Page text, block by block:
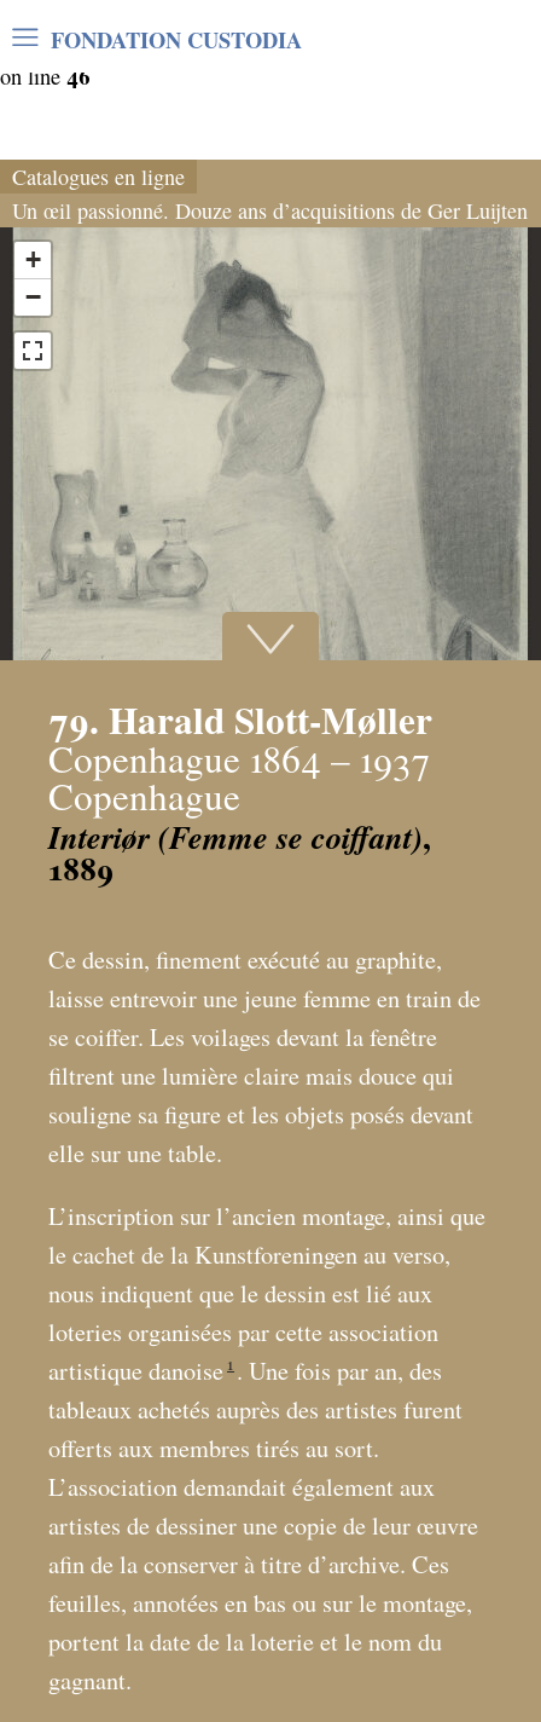
Warning: Undefined array key "var_mode" in
/home/clients/06cf3fb6db0bf3383064f508e4e3b220/
on line 46
FONDATION CUSTODIA
Catalogues en ligne
Un œil passionné. Douze ans d’acquisitions de Ger Luijten
+
−
79. Harald Slott-Møller
Copenhague 1864 – 1937
Copenhague
Interiør (Femme se coiffant),
1889
Ce dessin, finement exécuté au graphite,
laisse entrevoir une jeune femme en train de
se coiffer. Les voilages devant la fenêtre
filtrent une lumière claire mais douce qui
souligne sa figure et les objets posés devant
elle sur une table.
L’inscription sur l’ancien montage, ainsi que
le cachet de la Kunstforeningen au verso,
nous indiquent que le dessin est lié aux
loteries organisées par cette association
artistique danoise 1 . Une fois par an, des
tableaux achetés auprès des artistes furent
offerts aux membres tirés au sort.
L’association demandait également aux
artistes de dessiner une copie de leur œuvre
afin de la conserver à titre d’archive. Ces
feuilles, annotées en bas ou sur le montage,
portent la date de la loterie et le nom du
gagnant.